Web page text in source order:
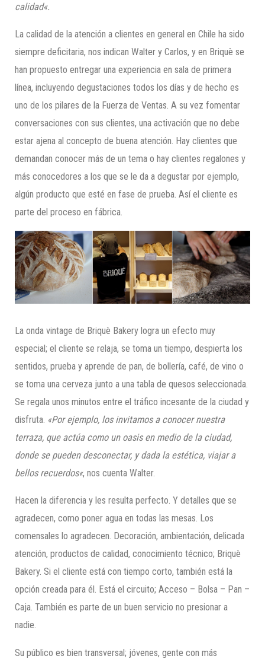
calidad«.
La calidad de la atención a clientes en general en Chile ha sido
siempre deficitaria, nos indican Walter y Carlos, y en Briquè se
han propuesto entregar una experiencia en sala de primera
línea, incluyendo degustaciones todos los días y de hecho es
uno de los pilares de la Fuerza de Ventas. A su vez fomentar
conversaciones con sus clientes, una activación que no debe
estar ajena al concepto de buena atención. Hay clientes que
demandan conocer más de un tema o hay clientes regalones y
más conocedores a los que se le da a degustar por ejemplo,
algún producto que esté en fase de prueba. Así el cliente es
parte del proceso en fábrica.
La onda vintage de Briquè Bakery logra un efecto muy
especial; el cliente se relaja, se toma un tiempo, despierta los
sentidos, prueba y aprende de pan, de bollería, café, de vino o
se toma una cerveza junto a una tabla de quesos seleccionada.
Se regala unos minutos entre el tráfico incesante de la ciudad y
disfruta. «Por ejemplo, los invitamos a conocer nuestra
terraza, que actúa como un oasis en medio de la ciudad,
donde se pueden desconectar, y dada la estética, viajar a
bellos recuerdos«, nos cuenta Walter.
Hacen la diferencia y les resulta perfecto. Y detalles que se
agradecen, como poner agua en todas las mesas. Los
comensales lo agradecen. Decoración, ambientación, delicada
atención, productos de calidad, conocimiento técnico; Briquè
Bakery. Si el cliente está con tiempo corto, también está la
opción creada para él. Está el circuito; Acceso – Bolsa – Pan –
Caja. También es parte de un buen servicio no presionar a
nadie.
Su público es bien transversal; jóvenes, gente con más